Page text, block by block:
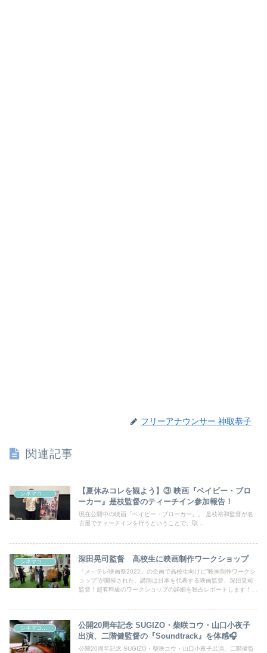
フリーアナウンサー 神取恭子
関連記事
シネマコラム
【夏休みコレを観よう】③ 映画『ベイビー・ブロ
ーカー』是枝監督のティーチイン参加報告！
現在公開中の映画『ベイビー・ブローカー』。 是枝裕和監督が名
古屋でティーチインを行うということで、取...
シネマコラム 深田晃司監督 高校生に映画制作ワークショップ
「メ～テレ映画祭2022」の企画で高校生向けに”映画制作ワークシ
ョップ”が開催された。講師は日本を代表する映画監督、深田晃司
監督！超有料級のワークショップの詳細を独占レポートします！映
シネマコラム
公開20周年記念 SUGIZO・柴咲コウ・山口小夜子
出演、二階健監督の『Soundtrack』を体感🎧
公開20周年記念 SUGIZO・柴咲コウ・山口小夜子出演、二階健監